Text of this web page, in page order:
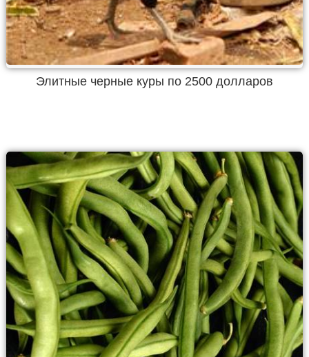
Элитные черные куры по 2500 долларов